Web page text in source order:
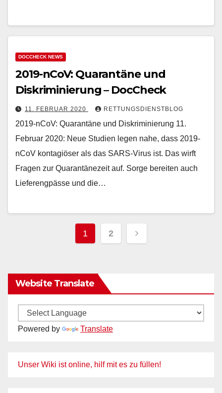
DOCCHECK NEWS
2019-nCoV: Quarantäne und
Diskriminierung – DocCheck
11. FEBRUAR 2020 RETTUNGSDIENSTBLOG
2019-nCoV: Quarantäne und Diskriminierung 11.
Februar 2020: Neue Studien legen nahe, dass 2019-
nCoV kontagiöser als das SARS-Virus ist. Das wirft
Fragen zur Quarantänezeit auf. Sorge bereiten auch
Lieferengpässe und die…
Beiträge
1 2
Website Translate
Powered by Translate
Unser Wiki ist online, hilf mit es zu füllen!